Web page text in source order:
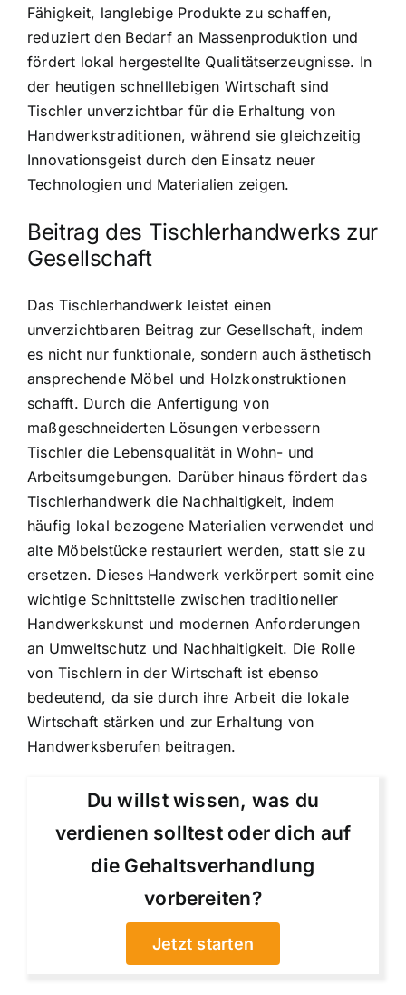
Fähigkeit, langlebige Produkte zu schaffen,
reduziert den Bedarf an Massenproduktion und
fördert lokal hergestellte Qualitätserzeugnisse. In
der heutigen schnelllebigen Wirtschaft sind
Tischler unverzichtbar für die Erhaltung von
Handwerkstraditionen, während sie gleichzeitig
Innovationsgeist durch den Einsatz neuer
Technologien und Materialien zeigen.
Beitrag des Tischlerhandwerks zur
Gesellschaft
Das Tischlerhandwerk leistet einen
unverzichtbaren Beitrag zur Gesellschaft, indem
es nicht nur funktionale, sondern auch ästhetisch
ansprechende Möbel und Holzkonstruktionen
schafft. Durch die Anfertigung von
maßgeschneiderten Lösungen verbessern
Tischler die Lebensqualität in Wohn- und
Arbeitsumgebungen. Darüber hinaus fördert das
Tischlerhandwerk die Nachhaltigkeit, indem
häufig lokal bezogene Materialien verwendet und
alte Möbelstücke restauriert werden, statt sie zu
ersetzen. Dieses Handwerk verkörpert somit eine
wichtige Schnittstelle zwischen traditioneller
Handwerkskunst und modernen Anforderungen
an Umweltschutz und Nachhaltigkeit. Die Rolle
von Tischlern in der Wirtschaft ist ebenso
bedeutend, da sie durch ihre Arbeit die lokale
Wirtschaft stärken und zur Erhaltung von
Handwerksberufen beitragen.
Du willst wissen, was du
verdienen solltest oder dich auf
die Gehaltsverhandlung
vorbereiten?
Jetzt starten